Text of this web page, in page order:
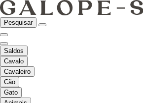
Pesquisar
Saldos
Cavalo
Cavaleiro
Cão
Gato